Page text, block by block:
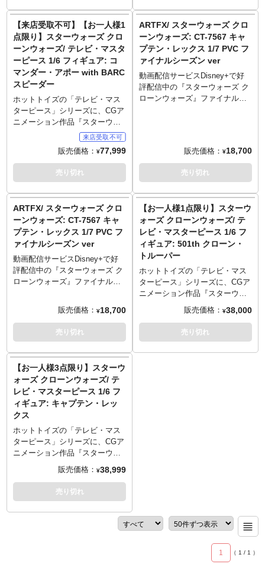
とさせていただきますのでご注
意ください。
機敏性に優れたメカニカルな機
体は、逆関節の脚部や可動式の
グリップ、ブラスターキャノン
など、質感やディテールにこだ
わり、細部に至るまで精巧な仕
上がり。激しい戦場を走り抜い
た外装を表現するためウェザリ
ングを追加。脚部には広い可動
域を設け、搭乗部を上下するな
どのポーズが可能に。さらに付
属するARFトルーパー（全高約
30センチ、30箇所以上可動）は
もちろん、同シリーズの他キャ
ラクターも搭乗可能。ARFトル
ーパーは新規造型のヘルメッ
ト、装甲服やユーティリティベ
ルト、インナーのアンダースー
ツなどにもこだわり製作。ブラ
スターピストル、ブラスター、
バイノキュラー、多彩な差し替
え用ハンドパーツ、床面が造形
な劇中シーンの演出が可能。
※こちらの商品はお一人様1点ま
でのご予約・注文とさせていた
予約、同住所でのご予約・注文
とさせていただきますのでご注
意ください。
BARCスピーダーは全長約68セ
ンチでフィギュア化。第501大隊
のマーキングが入った装甲服
は、特殊な形状のヘルメット、
右肩に装着したブラックのショ
ルダーアーマー、ユーティリテ
ィ・ベルトなど、質感やディテ
ールにこだわり抜き、新規開発
ッグ、多彩な差し替え用ハンド
パーツ、床面が造形された台座
が付属。こちらも第501大隊仕様
イドカーには、ともに1/6スケー
ルのフィギュアを搭乗させるこ
とが可能。操縦レバーやフット
ペダル、各部に備え付けられた4
門のブラスター・キャノン、サ
イドカーのグリップやブラスタ
ーなど、精密に造り込み、さら
にウェザリングも。
～ご注意事項～以下ご了承の上
ご予約をお願いいたします～
■発売時期につきましては予定と
なりますため、大幅に遅れや前
倒しとなる場合もございます。
■ご予約いただいた時点で、商品
代金のうち「\20,000」を内金と
【来店受取不可】【お一人様1
点限り】スターウォーズ クロ
ーンウォーズ/ テレビ・マスタ
ーピース 1/6 フィギュア: コ
マンダー・アポー with BARC
スピーダー
ホットトイズの「テレビ・マス
ターピース」シリーズに、CGア
ニメーション作品『スターウォ
ーズ クローンウォーズ』よりク
ローントルーパーの一個体、
「コマンダー・アポー」こと
CC-1119がBARCスピーダーとの
セットでラインナップ。コマン
動の全高約31センチ、BARCス
ピーダーは全長約68センチでフ
ィギュア化。第501大隊ーのマー
キングが入った装甲服は、「フ
ェイズ2」ヘルメット、左肩に装
着したポールドロン、腰のコマ
ンド・スカートなど、質感やデ
ィテールにこだわり抜き、新規
上がりに。ブラスター・ピスト
ル2丁、ブラスター、多彩な差し
替え用ハンドパーツ、床面が造
第501大隊仕様となったBARCス
ピーダーには、ともに1/6スケー
ルのフィギュアを搭乗させるこ
とが可能。操縦レバーフットペ
ダル、各部に備え付けられた4門
のブラスター・キャノンなど、
精密に造り精に造り込み、さら
にウェザリングも。
～ご注意事項～以下ご了承の上
■発売時期につきましては予定と
なりますため、大幅に遅れや前
倒しとなる場合もございます。
代金のうち「\20,000」を内金と
販売価格： ¥77,999
売り切れ
ARTFX/ スターウォーズ クロ
ーンウォーズ: CT-7567 キャ
プテン・レックス 1/7 PVC フ
ァイナルシーズン ver
動画配信サービスDisney+で好
評配信中の『スターウォーズ ク
ローンウォーズ』ファイナルシ
もあるCT-7567、通称「レック
ス」は 全シリーズを通してクロ
ーン兵の中でも個性的で人気の
イナミックに携え、戦闘中の彼
の勇姿を1/7スケールにて立体化
しました。頭部はヘルメットと
素顔の差し替え、左腕パーツも2
種差し替えで様々なパターンが
楽しめます。半円状の台座は、
同シリーズのアソーカ・タノの
台座と合わせることで、背中合
わせのバトルシーンが再現可
販売価格： ¥18,700
売り切れ
ARTFX/ スターウォーズ クロ
ーンウォーズ: CT-7567 キャ
プテン・レックス 1/7 PVC フ
ァイナルシーズン ver
動画配信サービスDisney+で好
評配信中の『スターウォーズ ク
ローンウォーズ』ファイナルシ
クスをコトブキヤが「ARTFX」
シリーズで立体化！アナキン・
スカイウォーカー直属の部下で
もあるCT-7567、通称「レック
ーン兵の中でも個性的で人気の
高いキャラクター。2丁拳銃をダ
イナミックに携え、戦闘中の彼
の勇姿を1/7スケールにて立体化
しました。頭部はヘルメットと
素顔の差し替え、左腕パーツも2
種差し替えで様々なパターンが
楽しめます。半円状の台座は、
同シリーズのアソーカ・タノの
わせのバトルシーンが再現可
能！
販売価格： ¥18,700
売り切れ
【お一人様1点限り】スターウ
ォーズ クローンウォーズ/ テ
レビ・マスターピース 1/6 フ
ィギュア: 501th クローン・
トルーパー
ホットトイズの「テレビ・マス
ターピース」シリーズに、CGア
ニメーション作品『スターウォ
ーズ クローンウォーズ』より、
第501大隊所属のクローン・トル
ーパーがラインナップ。全高約
30センチの30箇所以上が可動す
ー、アクセサリーとしてマグネ
ットで着脱可能なジェットパッ
ク、ジェットパック用エフェク
トパーツ、多彩な差し替え用ハ
販売価格： ¥38,000
売り切れ
【お一人様3点限り】スターウ
ォーズ クローンウォーズ/ テ
レビ・マスターピース 1/6 フ
ィギュア: キャプテン・レッ
クス
ホットトイズの「テレビ・マス
ターピース」シリーズに、CGア
ニメーション作品『スターウォ
ーズ クローンウォーズ』よりキ
ャプテン・レックスがラインナ
ップ。全高約30センチの30箇所
以上が可動するキャプテン・レ
部は、ジェグアイが装飾された
ヘルメットを被ったもの、ブロ
販売価格： ¥38,999
売り切れ
1 （ 1 / 1 ）